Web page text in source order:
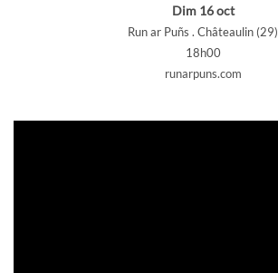
Dim 16 oct
Run ar Puñs . Châteaulin (29)
18h00
runarpuns.com